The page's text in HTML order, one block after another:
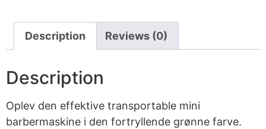
Description Reviews (0)
Description
Oplev den effektive transportable mini
barbermaskine i den fortryllende grønne farve.